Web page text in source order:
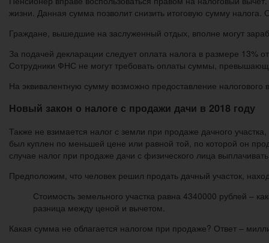
жизни. Данная сумма позволит снизить итоговую сумму
Граждане, вышедшие на заслуженный отдых, вполне могут
За подачей декларации следует оплата налога в размере 13%
Сотрудники ФНС не могут требовать оплаты суммы,
На эквивалентную сумму возможно предоставление налогового
Новый закон о налоге с продажи дачи в 2018 году
Также не взимается налог с земли при продаже дачного
был куплен по меньшей цене или равной той, по которой он
случае налог при продаже дачи с физического лица
Предположим, что человек решил продать дачный участок,
Стоимость земельного участка равна 4340000 рублей –
разница между ценой и вычетом.
Какая сумма не облагается налогом при продаже? Ответ –